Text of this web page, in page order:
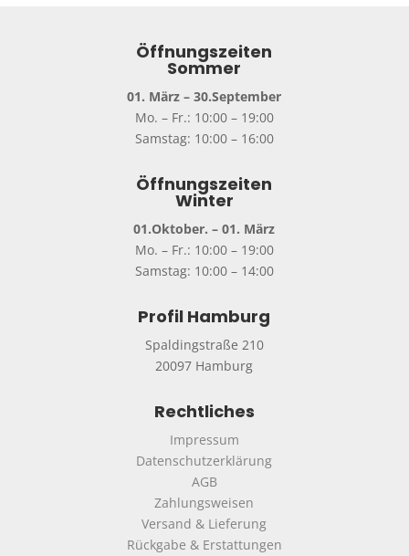
Öffnungszeiten
Sommer
01. März – 30.September
Mo. – Fr.: 10:00 – 19:00
Samstag: 10:00 – 16:00
Öffnungszeiten
Winter
01.Oktober. – 01. März
Mo. – Fr.: 10:00 – 19:00
Samstag: 10:00 – 14:00
Profil Hamburg
Spaldingstraße 210
20097 Hamburg
Rechtliches
Impressum
Datenschutzerklärung
AGB
Zahlungsweisen
Versand & Lieferung
Rückgabe & Erstattungen